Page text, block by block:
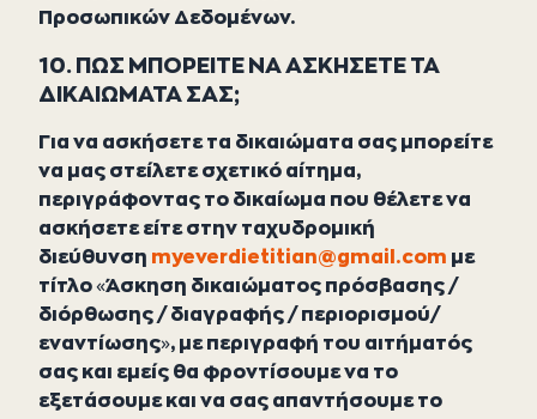
Προσωπικών Δεδομένων.
10. ΠΩΣ ΜΠΟΡΕΙΤΕ ΝΑ ΑΣΚΗΣΕΤΕ ΤΑ
ΔΙΚΑΙΩΜΑΤΑ ΣΑΣ;
Για να ασκήσετε τα δικαιώματα σας μπορείτε
να μας στείλετε σχετικό αίτημα,
περιγράφοντας το δικαίωμα που θέλετε να
ασκήσετε είτε στην ταχυδρομική
διεύθυνση myeverdietitian@gmail.com με
τίτλο «Άσκηση δικαιώματος πρόσβασης /
διόρθωσης / διαγραφής / περιορισμού/
εναντίωσης», με περιγραφή του αιτήματός
σας και εμείς θα φροντίσουμε να το
εξετάσουμε και να σας απαντήσουμε το